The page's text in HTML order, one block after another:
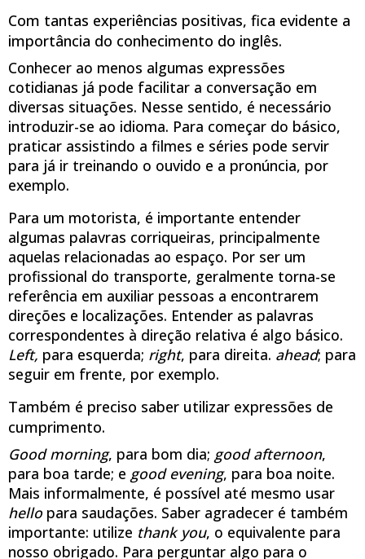
Com tantas experiências positivas, fica evidente a
importância do conhecimento do inglês.
Conhecer ao menos algumas expressões
cotidianas já pode facilitar a conversação em
diversas situações. Nesse sentido, é necessário
introduzir-se ao idioma. Para começar do básico,
praticar assistindo a filmes e séries pode servir
para já ir treinando o ouvido e a pronúncia, por
exemplo.
Para um motorista, é importante entender
algumas palavras corriqueiras, principalmente
aquelas relacionadas ao espaço. Por ser um
profissional do transporte, geralmente torna-se
referência em auxiliar pessoas a encontrarem
direções e localizações. Entender as palavras
correspondentes à direção relativa é algo básico.
Left, para esquerda; right, para direita. ahead; para
seguir em frente, por exemplo.
Também é preciso saber utilizar expressões de
cumprimento.
Good morning, para bom dia; good afternoon,
para boa tarde; e good evening, para boa noite.
Mais informalmente, é possível até mesmo usar
hellopara saudações. Saber agradecer é também
importante: utilize thank you, o equivalente para
nosso obrigado. Para perguntar algo para o